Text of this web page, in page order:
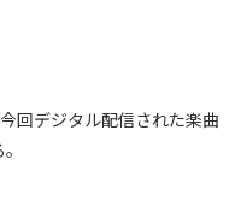
回デジタル配信された楽曲